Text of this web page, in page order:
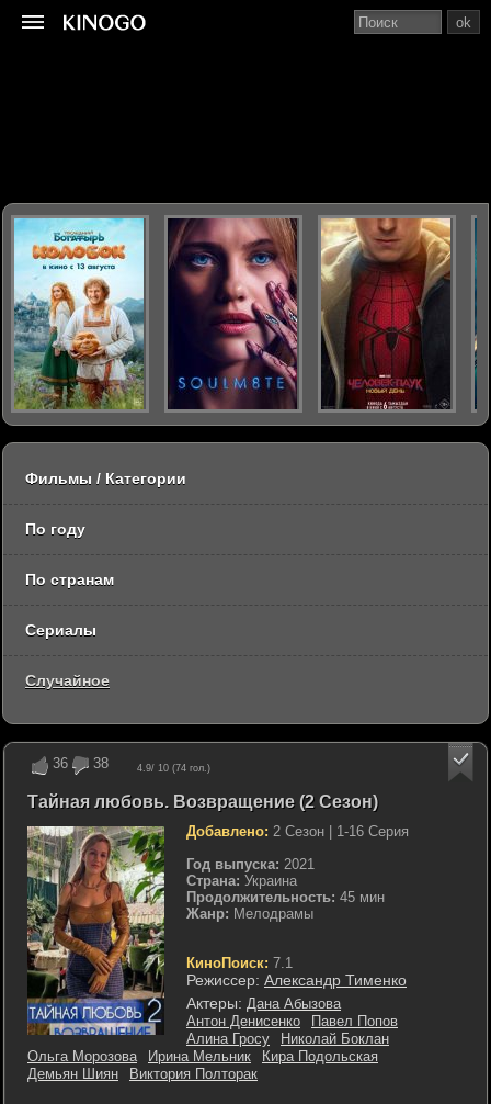
36 38 4.9/ 10 (74 гол.)
Тайная любовь. Возвращение (2 Сезон)
Добавлено: 2 Сезон | 1-16 Серия
Год выпуска: 2021
Страна: Украина
Продолжительность: 45 мин
Жанр: Мелодрамы
КиноПоиск: 7.1
Режиссер: Александр Тименко
Актеры: Дана Абызова
Антон Денисенко
Павел Попов
Алина Гросу
Николай Боклан
Ольга Морозова
Ирина Мельник
Кира Подольская
Демьян Шиян
Виктория Полторак
ok
Фильмы / Категории
По году
По странам
Сериалы
Случайное